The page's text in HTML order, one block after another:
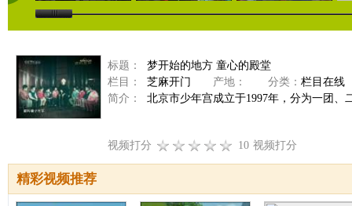
标题：
梦开始的地方 童心的殿堂
栏目：
芝麻开门 产地： 分类： 栏目在线
简介：
北京市少年宫成立于1997年，分为一团
视频打分 10 视频打分
精彩视频推荐